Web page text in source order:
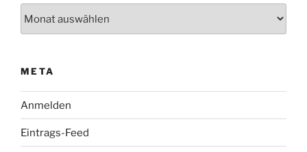
META
Anmelden
Eintrags-Feed